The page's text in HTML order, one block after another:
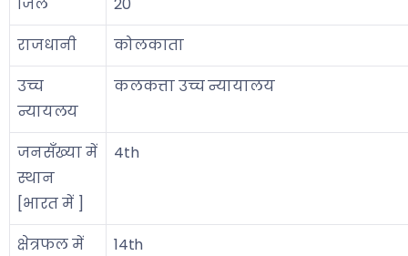
राजधानी
कोलकाता
उच्च
न्यायलय
कलकत्ता उच्च न्यायालय
जनसँख्या में
स्थान
[भारत में ]
4th
क्षेत्रफल में
14th